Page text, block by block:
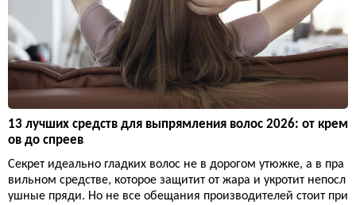
13 лучших средств для выпрямления волос 2026: от крем
ов до спреев
Секрет идеально гладких волос не в дорогом утюжке, а в пра
вильном средстве, которое защитит от жара и укротит непосл
ушные пряди. Но не все обещания производителей стоит при